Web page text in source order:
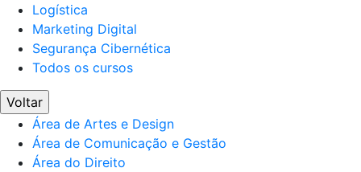
Logística
Marketing Digital
Segurança Cibernética
Todos os cursos
Voltar
Área de Artes e Design
Área de Comunicação e Gestão
Área do Direito